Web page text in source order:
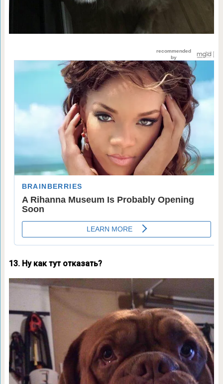
13. Ну как тут отказать?